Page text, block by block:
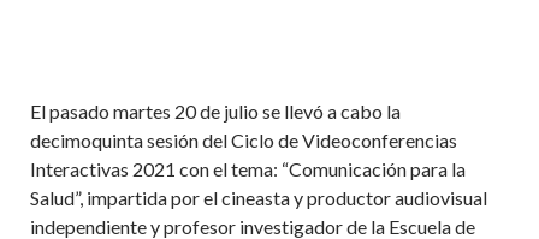
El pasado martes 20 de julio se llevó a cabo la
decimoquinta sesión del Ciclo de Videoconferencias
Interactivas 2021 con el tema: “Comunicación para la
Salud”, impartida por el cineasta y productor audiovisual
independiente y profesor investigador de la Escuela de